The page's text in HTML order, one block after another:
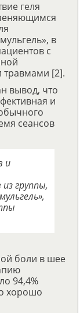
геля
в
с
травмами [2].
вывод, что
и
сеансов
и
группы,
боли в шее
94,4%
хорошо